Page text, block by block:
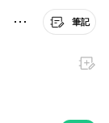
筆記